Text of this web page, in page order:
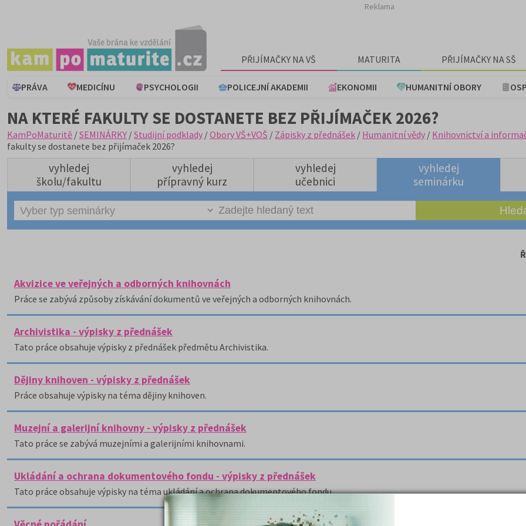
Reklama
PŘIJÍMAČKY NA VŠ MATURITA PŘIJÍMAČKY NA SŠ
PRÁVA MEDICÍNU PSYCHOLOGII POLICEJNÍ AKADEMII EKONOMII HUMANITNÍ OBORY
NA KTERÉ FAKULTY SE DOSTANETE BEZ PŘIJÍMAČEK 2026?
KamPoMaturitě /SEMINÁRKY /Studijní podklady /Obory VŠ+VOŠ / Zápisky z přednášek / Humanitní vědy / Knihovnictví a
fakulty se dostanete bez přijímaček 2026?
vyhledej
školu/fakultu
vyhledej
přípravný kurz
vyhledej
učebnici
vyhledej
seminárku
Akvizice ve veřejných a odborných knihovnách
Práce se zabývá způsoby získávání dokumentů ve veřejných a odborných knihovnách.
Archivistika - výpisky z přednášek
Tato práce obsahuje výpisky z přednášek předmětu Archivistika.
Dějiny knihoven - výpisky z přednášek
Práce obsahuje výpisky na téma dějiny knihoven.
Muzejní a galerijní knihovny - výpisky z přednášek
Tato práce se zabývá muzejními a galerijními knihovnami.
Ukládání a ochrana dokumentového fondu - výpisky z přednášek
Tato práce obsahuje výpisky na téma ukládání a ochrana dokumentového fondu.